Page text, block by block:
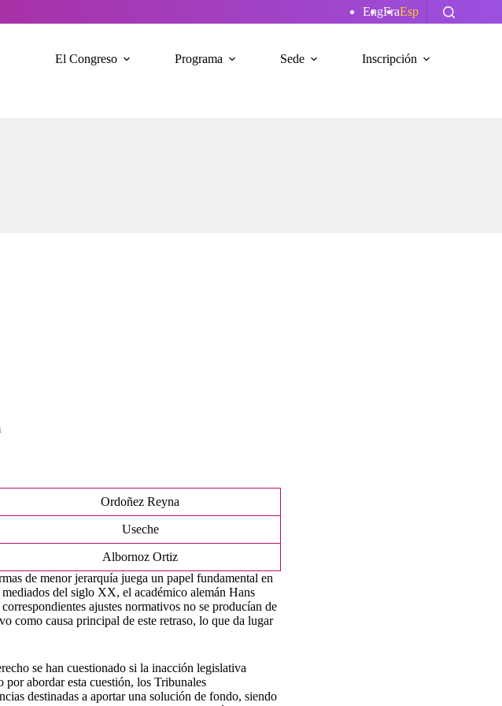
EngFraEsp
El Congreso Programa Sede Inscripción
Ordoñez Reyna
Useche
Albornoz Ortiz
de menor jerarquía juega un papel fundamental en
del siglo XX, el académico alemán Hans
ajustes normativos no se producían de
como causa principal de este retraso, lo que da lugar
se han cuestionado si la inacción legislativa
abordar esta cuestión, los Tribunales
destinadas a aportar una solución de fondo, siendo